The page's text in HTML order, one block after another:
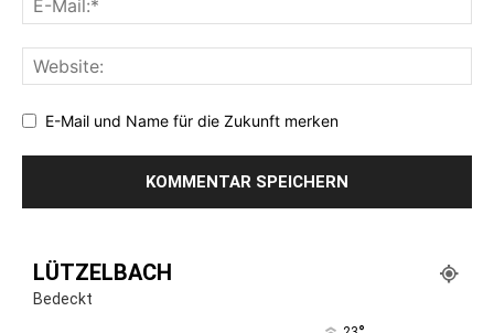
E-Mail und Name für die Zukunft merken
LÜTZELBACH
Bedeckt